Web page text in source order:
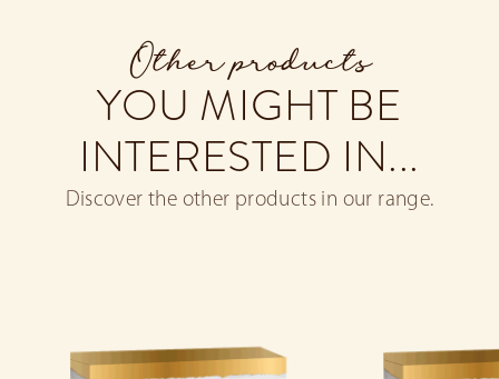
Other products
YOU MIGHT BE
INTERESTED IN...
Discover the other products in our range.